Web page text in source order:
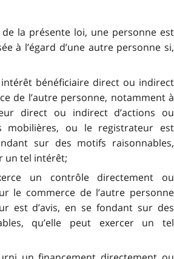
de la présente loi, une personne est
à l’égard d’une autre personne si,
bénéficiaire direct ou indirect
de l’autre personne, notamment à
direct ou indirect d’actions ou
mobilières, ou le registrateur est
sur des motifs raisonnables,
un tel intérêt;
un contrôle directement ou
le commerce de l’autre personne
est d’avis, en se fondant sur des
qu’elle peut exercer un tel